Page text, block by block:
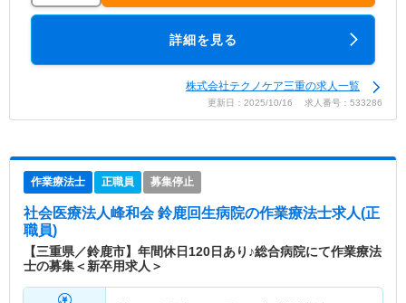
詳細を見る
株式会社テクノケア三重の求人一覧
更新日：2025/10/16 求人番号：533286
作業療法士 正職員 募集停止
社会医療法人峰和会 鈴鹿回生病院の作業療法士求人(正
職員)
【三重県／鈴鹿市】年間休日120日あり♪総合病院にて作業療法
士の募集＜新卒用求人＞